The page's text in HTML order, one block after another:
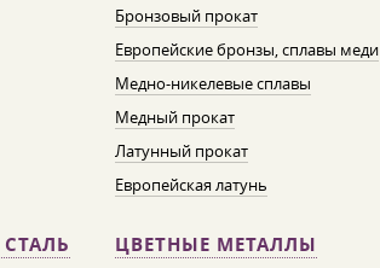
Бронзовый прокат
Европейские бронзы, сплавы меди
Медно-никелевые сплавы
Медный прокат
Латунный прокат
Европейская латунь
ЦВЕТНЫЕ МЕТАЛЛЫ